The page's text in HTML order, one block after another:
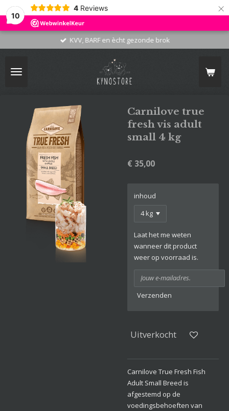
10
4 Reviews ×
KVV, BARF en ècht gezonde brok
Carnilove true
fresh vis adult
small 4 kg
€ 35,00
inhoud
Laat het me weten
wanneer dit product
weer op voorraad is.
Verzenden
Uitverkocht
Carnilove True Fresh Fish
Adult Small Breed is
afgestemd op de
voedingsbehoeften van